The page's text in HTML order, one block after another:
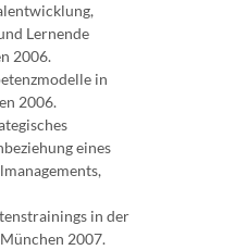
Lernende
2006.
in
2006.
eines
in der
2007.